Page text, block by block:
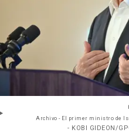
Archivo - El primer ministro de
- KOBI GIDEON/